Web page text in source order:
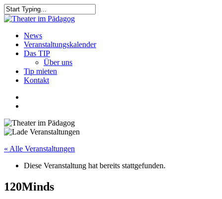
Skip
to
content
Close
search
Menu
News
Veranstaltungskalender
Das TIP
Über uns
Tip mieten
Kontakt
« Alle Veranstaltungen
Diese Veranstaltung hat bereits stattgefunden.
120Minds